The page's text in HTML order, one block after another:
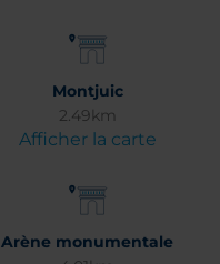
Montjuic
2.49km
Afficher la carte
Arène monumentale